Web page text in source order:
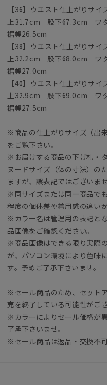
【36】ウエスト仕上がり
上31.7cm 股下67.3cm ワ
裾幅26.5cm
【38】ウエスト仕上がり
上32.2cm 股下68.0cm ワ
裾幅27.0cm
【40】ウエスト仕上がり
上32.9cm 股下69.0cm ワ
裾幅27.5cm
※商品の仕上がりサイズ（出
をご覧下さい。
※お届けする商品の下げ札・
ヌードサイズ（体の寸法）の
ますが、誤表記ではございませ
※同サイズまたは同一商品で
程度の個体差や着用感の違い
※カラー名は管理用の表記と
品画像をご確認ください。
※商品画像はできる限り実際
が、パソコン環境により色味
す。予めご了承下さいませ。
※セール商品のため、セット
売を終了している可能性がござ
※カラーによりセール価格が
了承下さいませ。
※セール商品は返品・交換不可